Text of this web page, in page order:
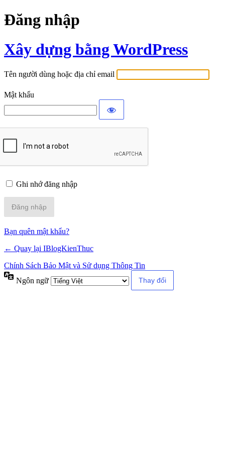
Đăng nhập
Xây dựng bằng WordPress
Tên người dùng hoặc địa chỉ email
Mật khẩu
Ghi nhớ đăng nhập
Alternative:
Bạn quên mật khẩu?
← Quay lại IBlogKienThuc
Chính Sách Bảo Mật và Sử dụng Thông Tin
Ngôn ngữ